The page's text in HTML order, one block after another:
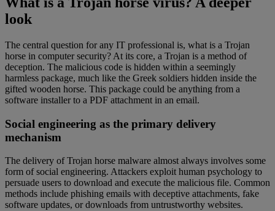
look
The central question for any IT professional is, what is a Trojan
horse in computer security? At its core, a Trojan is a method of
deception. The malicious code is hidden within a seemingly
harmless package, much like the Greek soldiers hidden inside the
gifted wooden horse. This package could be anything from a
software installer to a PDF attachment in an email.
Social engineering as the primary delivery
mechanism
The delivery of Trojan horse malware almost always involves some
form of social engineering. Attackers exploit human psychology to
persuade users to download and execute the malicious file. Common
methods include phishing emails with deceptive attachments, fake
software updates, or downloads from untrustworthy websites.